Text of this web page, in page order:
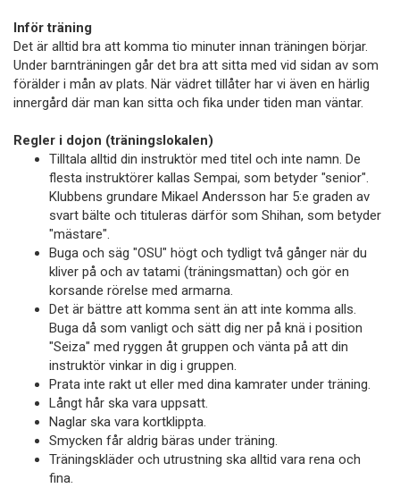
Inför träning
Det är alltid bra att komma tio minuter innan träningen börjar.
Under barnträningen går det bra att sitta med vid sidan av som
förälder i mån av plats. När vädret tillåter har vi även en härlig
innergård där man kan sitta och fika under tiden man väntar.
Regler i dojon (träningslokalen)
Tilltala alltid din instruktör med titel och inte namn. De
flesta instruktörer kallas Sempai, som betyder "senior".
Klubbens grundare Mikael Andersson har 5:e graden av
svart bälte och tituleras därför som Shihan, som betyder
"mästare".
Buga och säg "OSU" högt och tydligt två gånger när du
kliver på och av tatami (träningsmattan) och gör en
korsande rörelse med armarna.
Det är bättre att komma sent än att inte komma alls.
Buga då som vanligt och sätt dig ner på knä i position
"Seiza" med ryggen åt gruppen och vänta på att din
instruktör vinkar in dig i gruppen.
Prata inte rakt ut eller med dina kamrater under träning.
Långt hår ska vara uppsatt.
Naglar ska vara kortklippta.
Smycken får aldrig bäras under träning.
Träningskläder och utrustning ska alltid vara rena och
fina.